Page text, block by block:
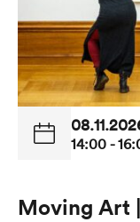
14:00 -
Moving Art